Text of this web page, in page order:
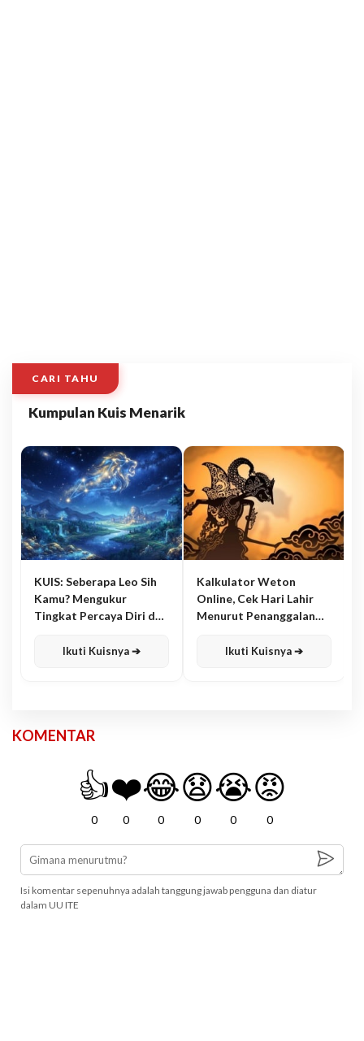
CARI TAHU
Kumpulan Kuis Menarik
KUIS: Seberapa Leo Sih
Kamu? Mengukur
Tingkat Percaya Diri dan
Ikuti Kuisnya ➔
Kalkulator Weton
Online, Cek Hari Lahir
Menurut Penanggalan
Ikuti Kuisnya ➔
KOMENTAR
👍
0
❤️
0
😂
0
😧
0
😭
0
😡
0
Isi komentar sepenuhnya adalah tanggung jawab pengguna dan diatur
dalam UU ITE